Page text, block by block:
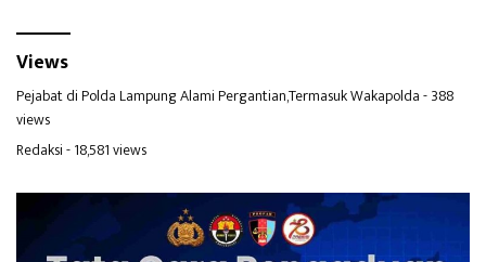
Views
Pejabat di Polda Lampung Alami Pergantian,Termasuk Wakapolda- 388
views
Redaksi- 18,581 views